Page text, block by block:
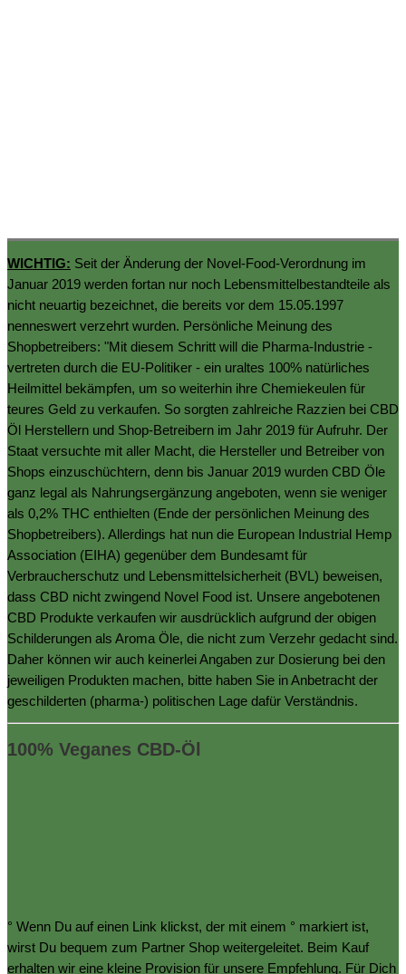
WICHTIG: Seit der Änderung der Novel-Food-Verordnung im
Januar 2019 werden fortan nur noch Lebensmittelbestandteile als
nicht neuartig bezeichnet, die bereits vor dem 15.05.1997
nenneswert verzehrt wurden. Persönliche Meinung des
Shopbetreibers: "Mit diesem Schritt will die Pharma-Industrie -
vertreten durch die EU-Politiker - ein uraltes 100% natürliches
Heilmittel bekämpfen, um so weiterhin ihre Chemiekeulen für
teures Geld zu verkaufen. So sorgten zahlreiche Razzien bei CBD
Öl Herstellern und Shop-Betreibern im Jahr 2019 für Aufruhr. Der
Staat versuchte mit aller Macht, die Hersteller und Betreiber von
Shops einzuschüchtern, denn bis Januar 2019 wurden CBD Öle
ganz legal als Nahrungsergänzung angeboten, wenn sie weniger
als 0,2% THC enthielten (Ende der persönlichen Meinung des
Shopbetreibers). Allerdings hat nun die European Industrial Hemp
Association (EIHA) gegenüber dem Bundesamt für
Verbraucherschutz und Lebensmittelsicherheit (BVL) beweisen,
dass CBD nicht zwingend Novel Food ist. Unsere angebotenen
CBD Produkte verkaufen wir ausdrücklich aufgrund der obigen
Schilderungen als Aroma Öle, die nicht zum Verzehr gedacht sind.
Daher können wir auch keinerlei Angaben zur Dosierung bei den
jeweiligen Produkten machen, bitte haben Sie in Anbetracht der
geschilderten (pharma-) politischen Lage dafür Verständnis.
100% Veganes CBD-Öl
° Wenn Du auf einen Link klickst, der mit einem ° markiert ist,
wirst Du bequem zum Partner Shop weitergeleitet. Beim Kauf
erhalten wir eine kleine Provision für unsere Empfehlung. Für Dich